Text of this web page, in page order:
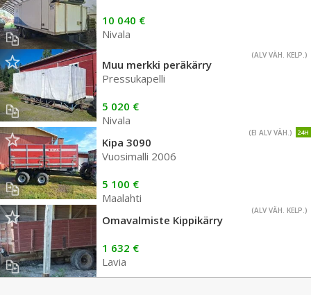
10 040 €
Nivala
(ALV VÄH. KELP.)
Muu merkki peräkärry
Pressukapelli
5 020 €
Nivala
24H
(EI ALV VÄH.)
Kipa 3090
Vuosimalli 2006
5 100 €
Maalahti
(ALV VÄH. KELP.)
Omavalmiste Kippikärry
1 632 €
Lavia